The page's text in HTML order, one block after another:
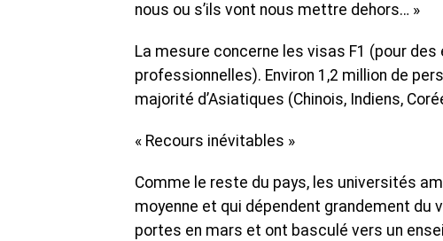
nous ou s’ils vont nous mettre dehors… »
La mesure concerne les visas F1 (pour
professionnelles). Environ 1,2 million de
majorité d’Asiatiques (Chinois, Indiens,
« Recours inévitables »
Comme le reste du pays, les universités
moyenne et qui dépendent grandement
portes en mars et ont basculé vers un